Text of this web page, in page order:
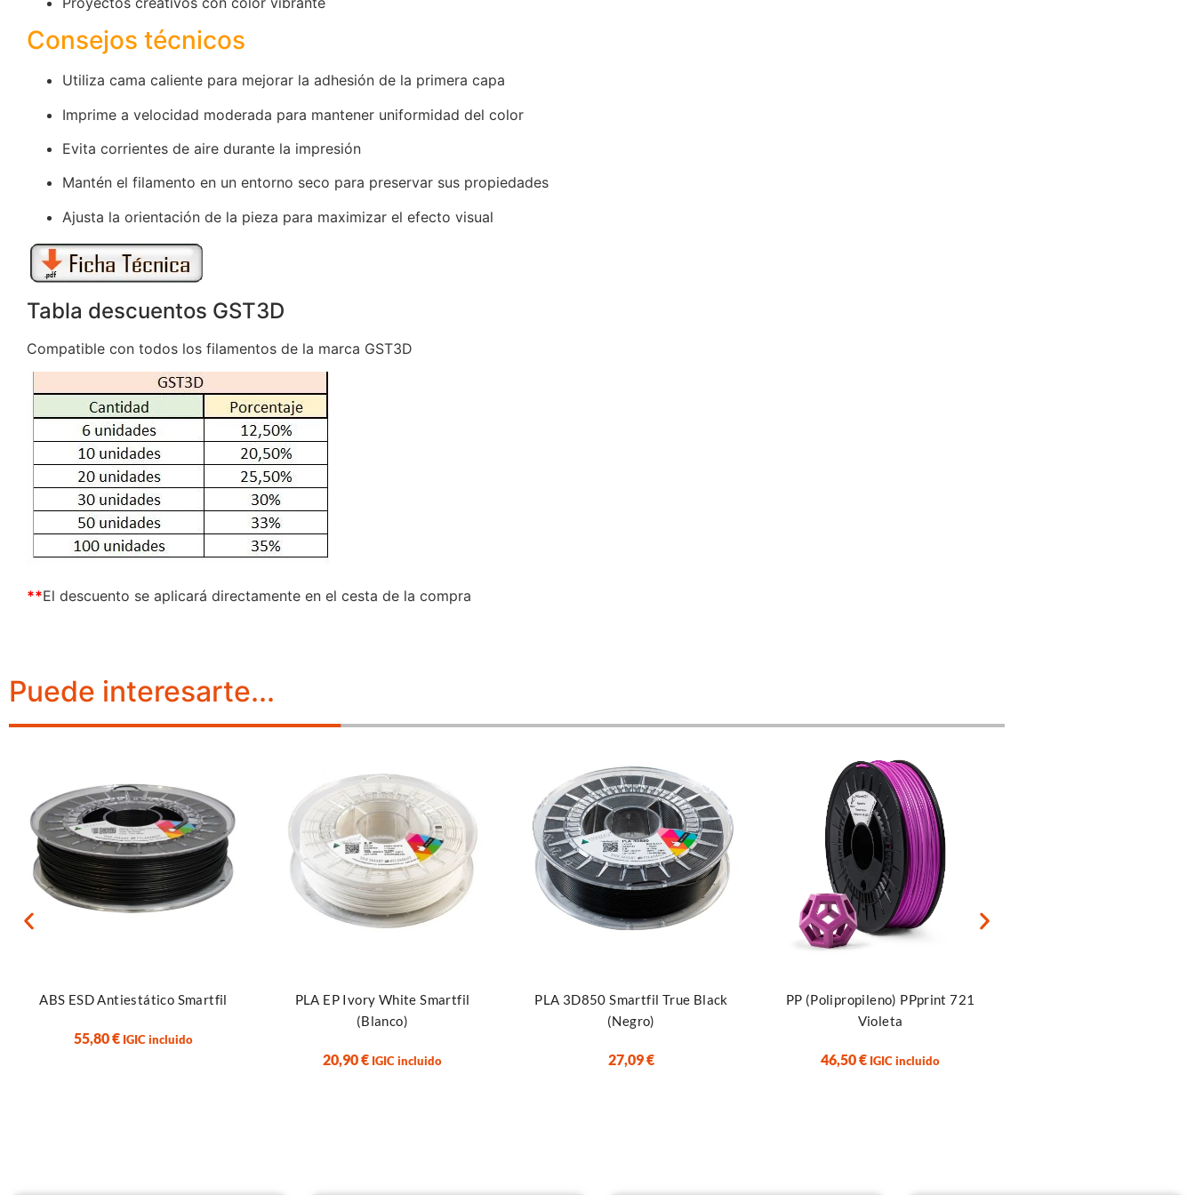
Consejos técnicos
Utiliza cama caliente para mejorar la adhesión de la primera capa
Imprime a velocidad moderada para mantener uniformidad del color
Evita corrientes de aire durante la impresión
Mantén el filamento en un entorno seco para preservar sus propiedades
Ajusta la orientación de la pieza para maximizar el efecto visual
Tabla descuentos GST3D
Compatible con todos los filamentos de la marca GST3D
**El descuento se aplicará directamente en el cesta de la compra
Puede interesarte...
ABS ESD Antiestático Smartfil
55,80€ IGIC incluido
PLA EP Ivory White Smartfil
(Blanco)
20,90€ IGIC incluido
PLA 3D850 Smartfil True Black
(Negro)
27,09€
PP (Polipropileno) PPprint 721
Violeta
46,50€ IGIC incluido